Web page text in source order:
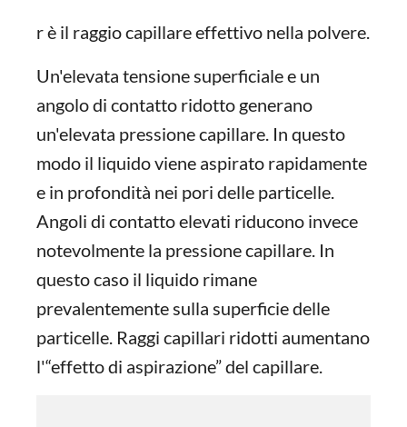
r è il raggio capillare effettivo nella polvere.
Un'elevata tensione superficiale e un
angolo di contatto ridotto generano
un'elevata pressione capillare. In questo
modo il liquido viene aspirato rapidamente
e in profondità nei pori delle particelle.
Angoli di contatto elevati riducono invece
notevolmente la pressione capillare. In
questo caso il liquido rimane
prevalentemente sulla superficie delle
particelle. Raggi capillari ridotti aumentano
l'“effetto di aspirazione” del capillare.